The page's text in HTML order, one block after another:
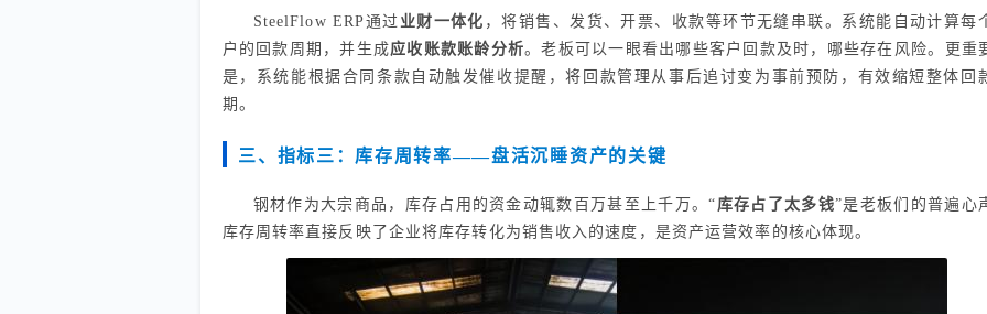
SteelFlow ERP通过 业财一体化 ，将销售、发货、开票、收款等环节无缝串联。系统能自动计算每
户的回款周期，并生成应收账款账龄分析。老板可以一眼看出哪些客户回款及时，哪些存在风险。更重
是，系统能根据合同条款自动触发催收提醒，将回款管理从事后追讨变为事前预防，有效缩短整体回
期。
三、指标三：库存周转率——盘活沉睡资产的关键
钢材作为大宗商品，库存占用的资金动辄数百万甚至上千万。“ 库存占了太多钱”是老板们的普遍心
库存周转率直接反映了企业将库存转化为销售收入的速度，是资产运营效率的核心体现。